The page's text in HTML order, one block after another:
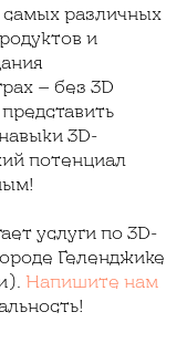
различных
и
— без 3D
3D-
потенциал
услуги по 3D-
Геленджике
Напишите нам